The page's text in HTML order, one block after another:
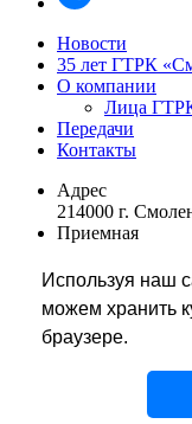
Используя наш
можем хранить
браузере.
Новости
35 лет ГТРК
О компании
Лица
Передачи
Контакты
Адрес
214000 г.
Приемная
Редакция
+7 (4812) 65 67
Редакция